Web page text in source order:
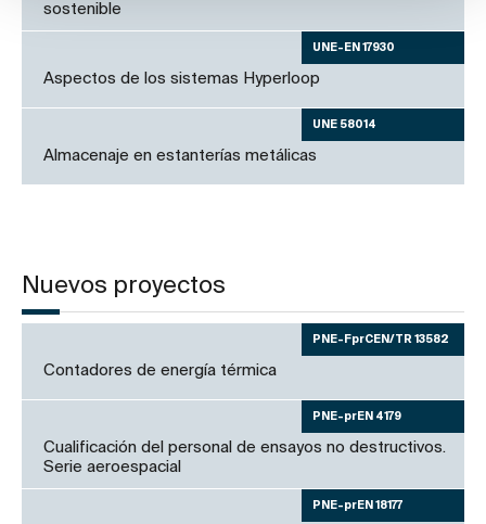
sostenible
UNE-EN 17930
Aspectos de los sistemas Hyperloop
UNE 58014
Almacenaje en estanterías metálicas
Nuevos proyectos
PNE-FprCEN/TR 13582
Contadores de energía térmica
PNE-prEN 4179
Cualificación del personal de ensayos no destructivos.
Serie aeroespacial
PNE-prEN 18177